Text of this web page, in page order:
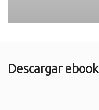
Descargar ebook